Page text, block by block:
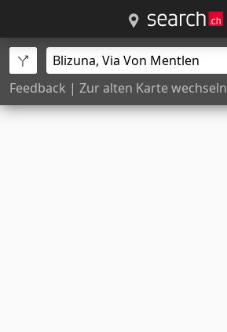
Feedback | Zur alten Karte wechseln